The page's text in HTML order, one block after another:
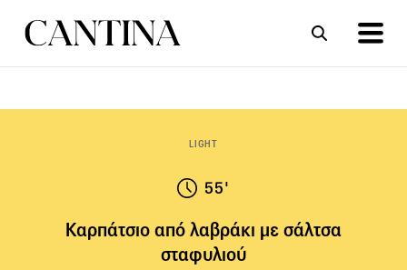
LIGHT
55'
Καρπάτσιο από λαβράκι με σάλτσα
σταφυλιού